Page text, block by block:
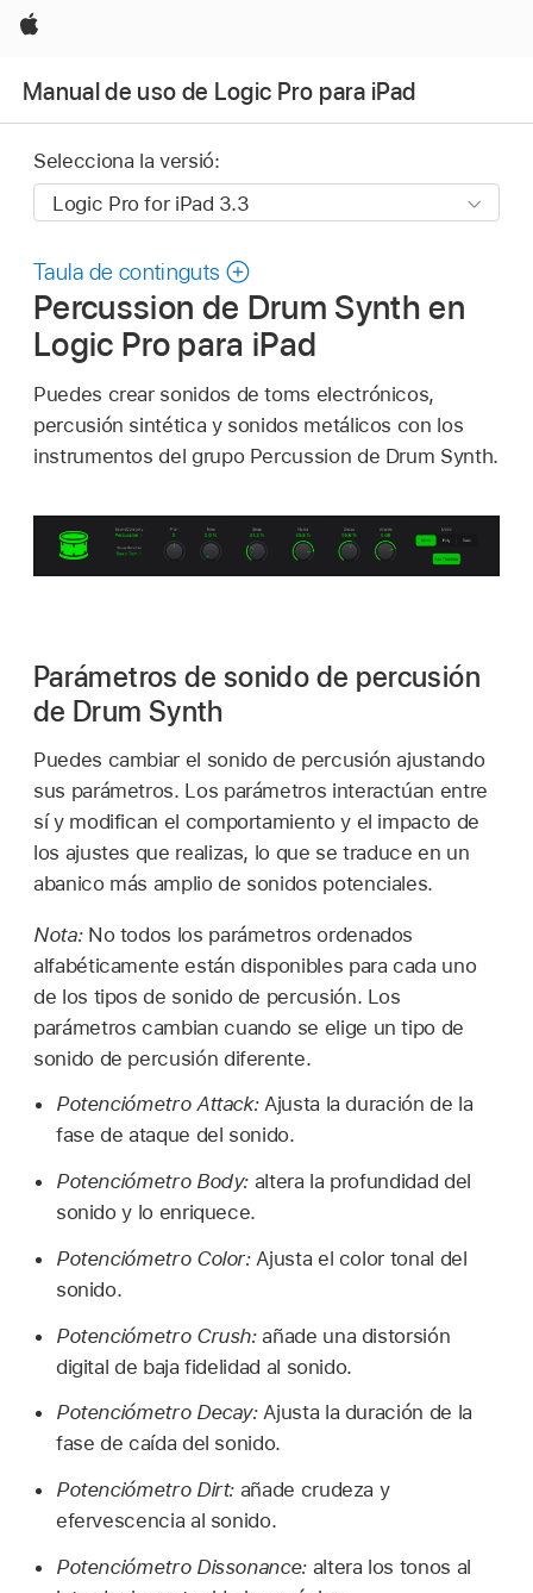
Apple
Manual de uso de Logic Pro para iPad
Selecciona la versió:
Taula de continguts
Percussion de Drum Synth en
Logic Pro para iPad
Puedes crear sonidos de toms electrónicos,
percusión sintética y sonidos metálicos con los
instrumentos del grupo Percussion de Drum Synth.
Parámetros de sonido de percusión
de Drum Synth
Puedes cambiar el sonido de percusión ajustando
sus parámetros. Los parámetros interactúan entre
sí y modifican el comportamiento y el impacto de
los ajustes que realizas, lo que se traduce en un
abanico más amplio de sonidos potenciales.
Nota: No todos los parámetros ordenados
alfabéticamente están disponibles para cada uno
de los tipos de sonido de percusión. Los
parámetros cambian cuando se elige un tipo de
sonido de percusión diferente.
Potenciómetro Attack:Ajusta la duración de la
fase de ataque del sonido.
Potenciómetro Body: altera la profundidad del
sonido y lo enriquece.
Potenciómetro Color:Ajusta el color tonal del
sonido.
Potenciómetro Crush:añade una distorsión
digital de baja fidelidad al sonido.
Potenciómetro Decay:Ajusta la duración de la
fase de caída del sonido.
Potenciómetro Dirt: añade crudeza y
efervescencia al sonido.
Potenciómetro Dissonance:altera los tonos al